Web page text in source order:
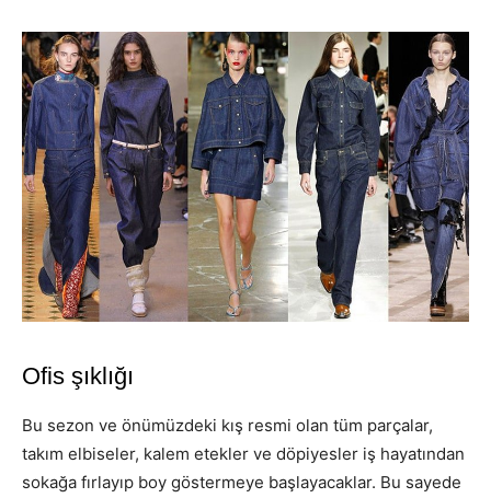
Ofis şıklığı
Bu sezon ve önümüzdeki kış resmi olan tüm parçalar,
takım elbiseler, kalem etekler ve döpiyesler iş hayatından
sokağa fırlayıp boy göstermeye başlayacaklar. Bu sayede